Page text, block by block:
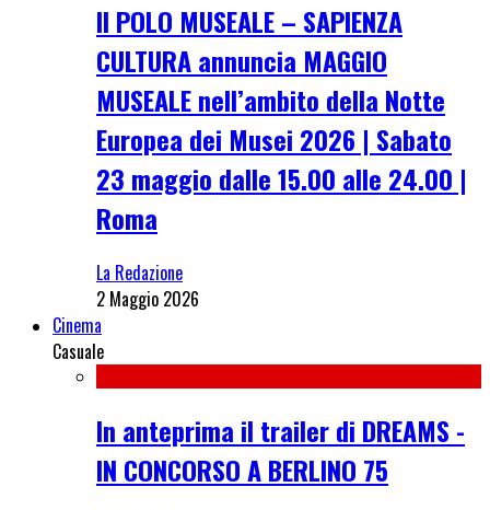
Il POLO MUSEALE – SAPIENZA
CULTURA annuncia MAGGIO
MUSEALE nell’ambito della Notte
Europea dei Musei 2026 | Sabato
23 maggio dalle 15.00 alle 24.00 |
Roma
La Redazione
2 Maggio 2026
Cinema
Casuale
In anteprima il trailer di DREAMS -
IN CONCORSO A BERLINO 75